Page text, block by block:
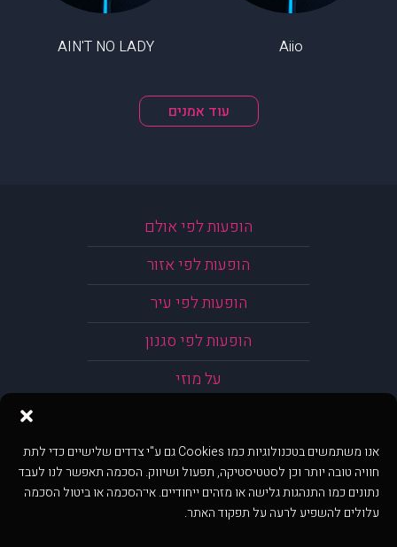
אנו משתמשים בטכנולוגיות כמו Cookies גם ע"י צדדים שלישיים כדי לתת
חוויה טובה יותר וכן לסטטיסטיקה, תפעול ושיווק. הסכמה תאפשר לנו לעבד
נתונים כמו התנהגות גלישה או מזהים ייחודיים. אי־הסכמה או ביטול הסכמה
עלולים להשפיע לרעה על תפקוד האתר.
Aiio
AIN'T NO LADY
עוד אמנים
הופעות לפי אולם
הופעות לפי אזור
הופעות לפי עיר
הופעות לפי סגנון
על מוזי